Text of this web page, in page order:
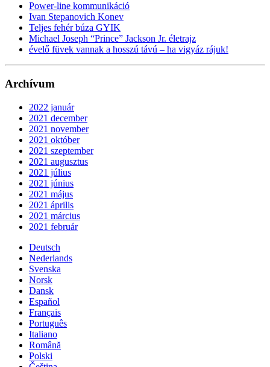
Power-line kommunikáció
Ivan Stepanovich Konev
Teljes fehér búza GYIK
Michael Joseph “Prince” Jackson Jr. életrajz
évelő füvek vannak a hosszú távú – ha vigyáz rájuk!
Archívum
2022 január
2021 december
2021 november
2021 október
2021 szeptember
2021 augusztus
2021 július
2021 június
2021 május
2021 április
2021 március
2021 február
Deutsch
Nederlands
Svenska
Norsk
Dansk
Español
Français
Português
Italiano
Română
Polski